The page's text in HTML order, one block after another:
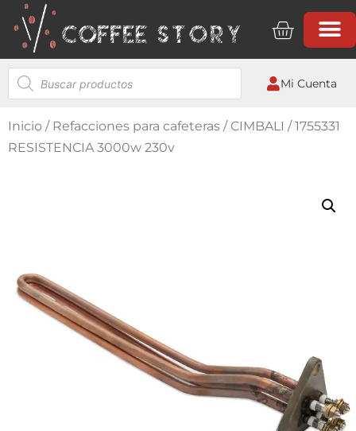
Mi Cuenta
Inicio / Refacciones para cafeteras / CIMBALI / 1755331
RESISTENCIA 3000w 230v